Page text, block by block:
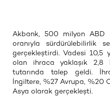
Akbank, 500 milyon ABD
oranıyla sürdürülebilirlik
gerçekleştirdi. Vadesi 10,5
olan ihraca yaklaşık 2,8
tutarında talep geldi.
İngiltere, %27 Avrupa, %20
Asya olarak gerçekleşti.